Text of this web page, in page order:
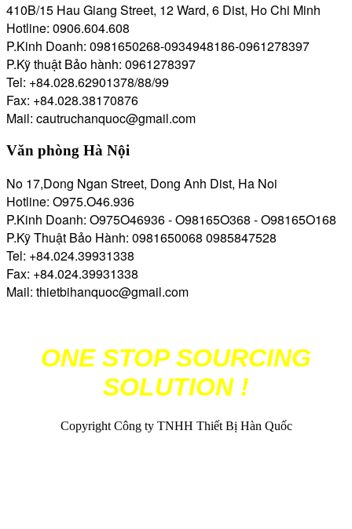
410B/15 Hau Giang Street, 12 Ward, 6 Dist, Ho Chi Minh
Hotline: 0906.604.608
P.Kinh Doanh: 0981650268-0934948186-0961278397
P.Kỹ thuật Bảo hành: 0961278397
Tel: +84.028.62901378/88/99
Fax: +84.028.38170876
Mail: cautruchanquoc@gmail.com
Văn phòng Hà Nội
No 17,Dong Ngan Street, Dong Anh Dist, Ha Noi
Hotline: O975.O46.936
P.Kinh Doanh: O975O46936 - O98165O368 - O98165O168
P.Kỹ Thuật Bảo Hành: 0981650068 0985847528
Tel: +84.024.39931338
Fax: +84.024.39931338
Mail: thietbihanquoc@gmail.com
ONE STOP SOURCING
SOLUTION !
Copyright Công ty TNHH Thiết Bị Hàn Quốc